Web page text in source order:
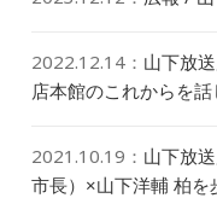
2022.12.14 ： 山下放
店本館のこれからを話
2021.10.19 ： 山下放
市長）×山下洋輔 柏を